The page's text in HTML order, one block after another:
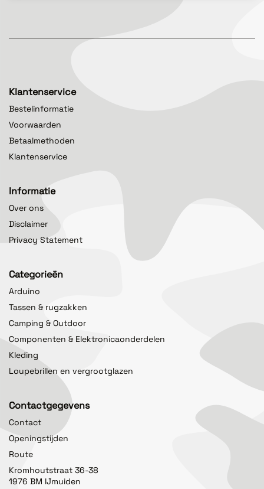
Klantenservice
Bestelinformatie
Voorwaarden
Betaalmethoden
Klantenservice
Informatie
Over ons
Disclaimer
Privacy Statement
Categorieën
Arduino
Tassen & rugzakken
Camping & Outdoor
Componenten & Elektronicaonderdelen
Kleding
Loupebrillen en vergrootglazen
Contactgegevens
Contact
Openingstijden
Route
Kromhoutstraat 36-38
1976 BM IJmuiden